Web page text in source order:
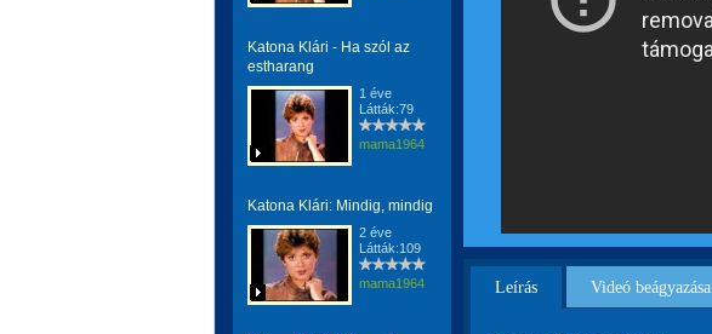
Katona Klári - Ha szól az
estharang
1 éve
Látták:79
mama1964
Katona Klári: Mindig, mindig
2 éve
Látták:109
mama1964 Leírás Videó beágyazása